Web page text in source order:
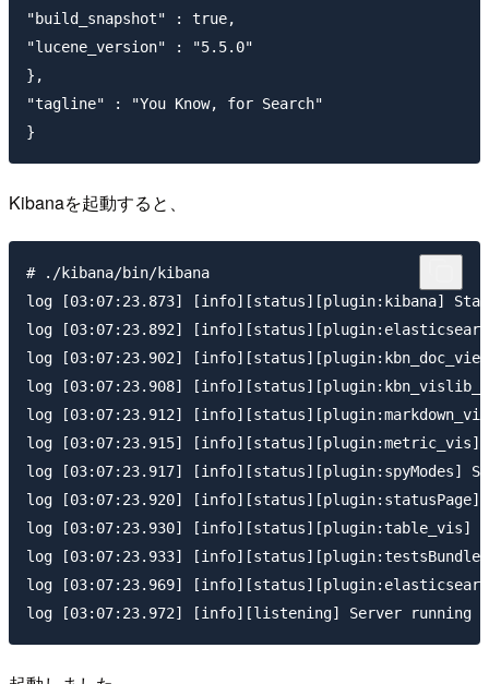
"build_snapshot" : true,
"lucene_version" : "5.5.0"
},
"tagline" : "You Know, for Search"
Kibanaを起動すると、
# ./kibana/bin/kibana
log [03:07:23.873] [info][status][plugin:kibana]
log [03:07:23.892]
log [03:07:23.902]
log [03:07:23.908]
log [03:07:23.912]
log [03:07:23.915] [info][status][plugin:metric_vis]
log [03:07:23.917] [info][status][plugin:spyModes]
log [03:07:23.920] [info][status][plugin:statusPage]
log [03:07:23.930] [info][status][plugin:table_vis]
log [03:07:23.933]
log [03:07:23.969]